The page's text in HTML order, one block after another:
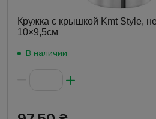
Кружка с крышкой Kmt Style,
10×9,5см
В наличии